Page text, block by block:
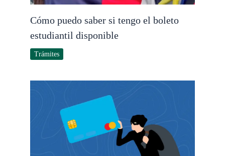
Cómo puedo saber si tengo el boleto
estudiantil disponible
Trámites